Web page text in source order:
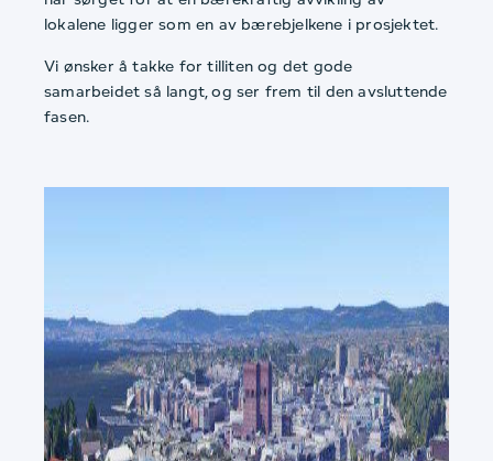
lokalene ligger som en av bærebjelkene i prosjektet.
Vi ønsker å takke for tilliten og det gode
samarbeidet så langt, og ser frem til den avsluttende
fasen.